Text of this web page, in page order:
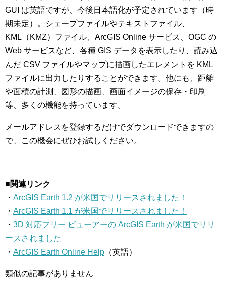
GUI は英語ですが、今後日本語化が予定されています（時
期未定）。シェープファイルやテキストファイル、
KML（KMZ）ファイル、ArcGIS Online サービス、OGC の
Web サービスなど、各種 GIS データを表示したり、読み込
んだ CSV ファイルやマップに描画したエレメントを KML
ファイルに出力したりすることができます。他にも、距離
や面積の計測、図形の描画、画面イメージの保存・印刷
等、多くの機能を持っています。
メールアドレスを登録するだけでダウンロードできますの
で、この機会にぜひお試しください。
■関連リンク
・ ArcGIS Earth 1.2 が米国でリリースされました！
・ ArcGIS Earth 1.1 が米国でリリースされました！
・ 3D 対応フリー ビューアーの ArcGIS Earth が米国でリリ
ースされました
・ ArcGIS Earth Online Help （英語）
類似の記事がありません